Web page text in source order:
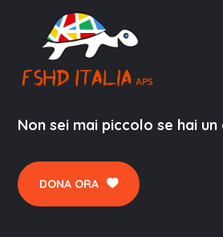
Non sei mai piccolo se hai
DONA ORA